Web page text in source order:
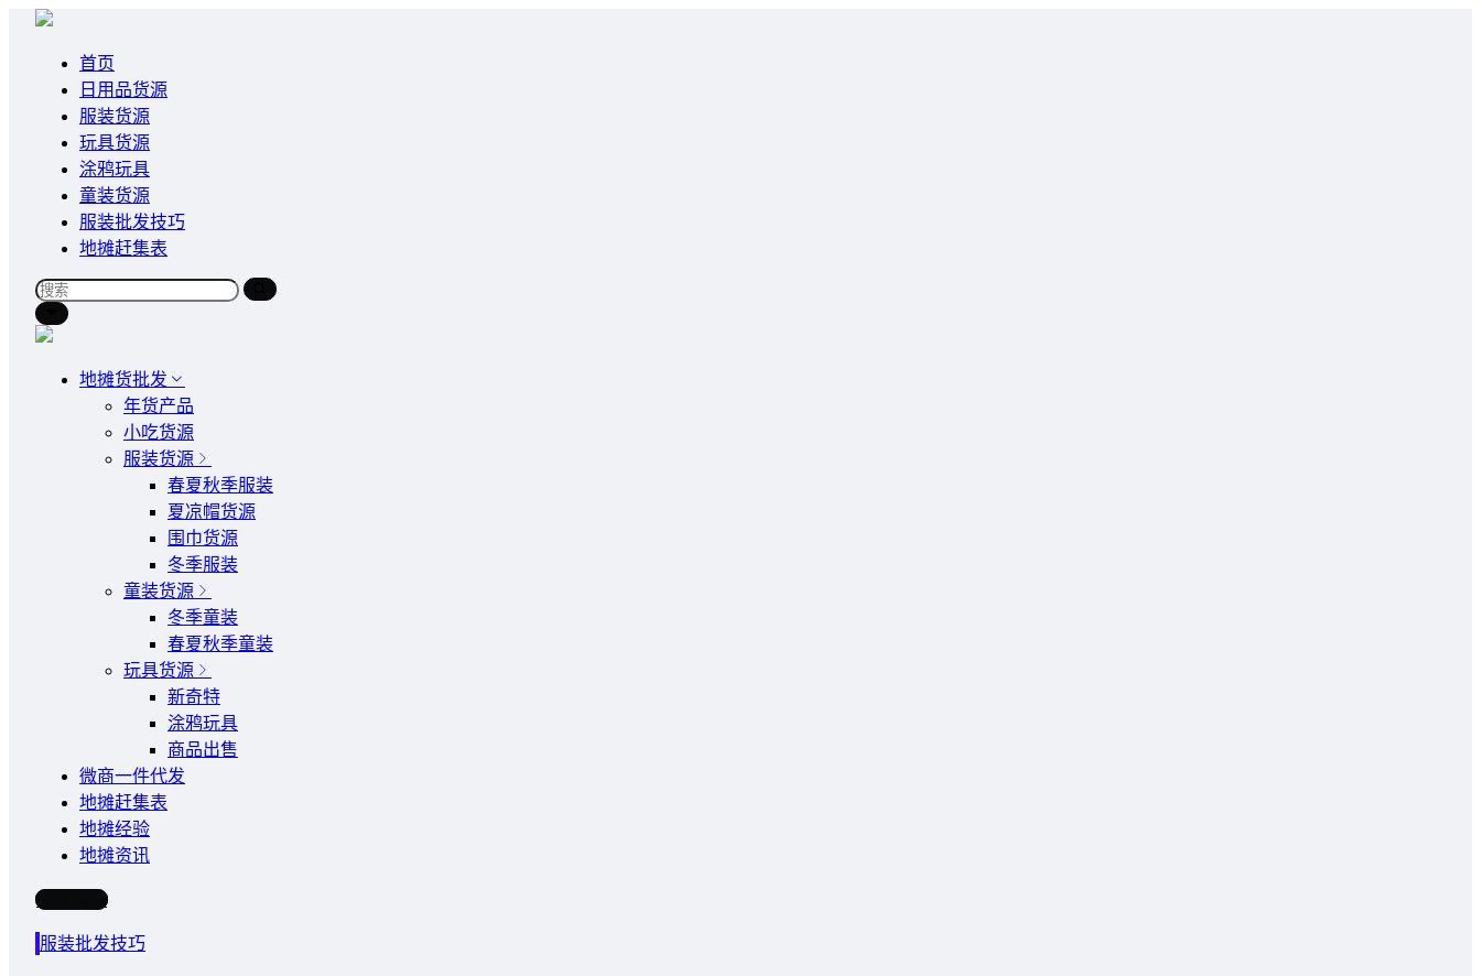
首页
日用品货源
服装货源
玩具货源
涂鸦玩具
童装货源
服装批发技巧
地摊赶集表
地摊货批发
年货产品
小吃货源
服装货源
春夏秋季服装
夏凉帽货源
围巾货源
冬季服装
童装货源
冬季童装
春夏秋季童装
玩具货源
新奇特
涂鸦玩具
商品出售
微商一件代发
地摊赶集表
地摊经验
地摊资讯
写文章
服装批发技巧